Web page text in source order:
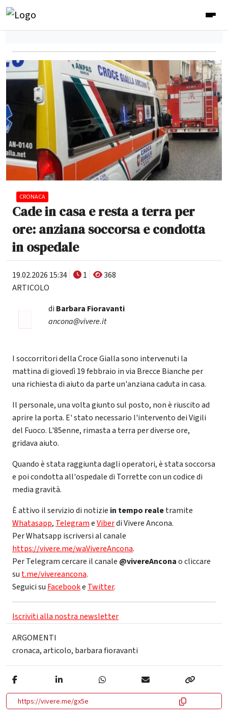
CRONACA
Cade in casa e resta a terra per
ore: anziana soccorsa e condotta
in ospedale
19.02.2026 15:34 1
368
ARTICOLO
di Barbara Fioravanti
ancona@vivere.it
I soccorritori della Croce Gialla sono intervenuti la
mattina di giovedì 19 febbraio in via Brecce Bianche per
una richiesta di aiuto da parte un'anziana caduta in casa.
Il personale, una volta giunto sul posto, non è riuscito ad
aprire la porta. E' stato necessario l'intervento dei Vigili
del Fuoco. L'85enne, rimasta a terra per diverse ore,
gridava aiuto.
Quando è stata raggiunta dagli operatori, è stata soccorsa
e poi condotta all'ospedale di Torrette con un codice di
media gravità.
È attivo il servizio di notizie in tempo realetramite
Whatasapp, TelegrameViberdi Vivere Ancona.
Per Whatsapp iscriversi al canale
https://vivere.me/waVivereAncona.
Per Telegram cercare il canale @vivereAnconao cliccare
su t.me/vivereancona.
Seguici su Facebooke Twitter.
Iscriviti alla nostra newsletter
ARGOMENTI
cronaca,articolo, barbara fioravanti
https://vivere.me/gx5e